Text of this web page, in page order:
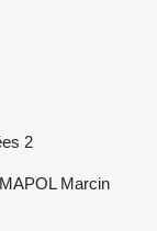
2
Marcin